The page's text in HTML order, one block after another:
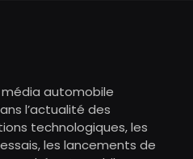
automobile
l’actualité des
technologiques, les
les lancements de